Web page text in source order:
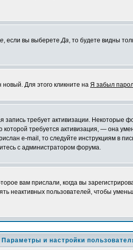
, если вы выберетеДа, то будете видны
Для этого кликните на Я забыл
требует активизации.
требуется активизация, — она
e-mail, то следуйте инструкциям в
с администратором форума.
вам прислали, когда вы
неактивных пользователей, чтобы
Параметры и настройки